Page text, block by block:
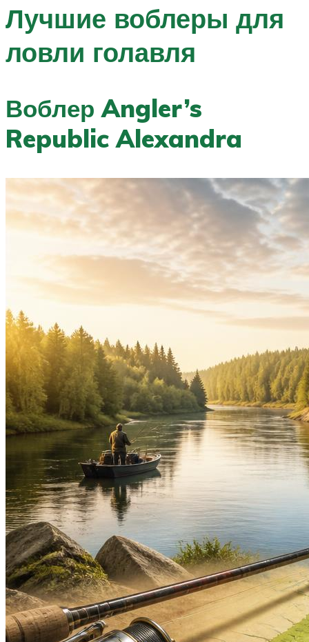
Лучшие воблеры для
ловли голавля
Воблер Angler’s
Republic Alexandra